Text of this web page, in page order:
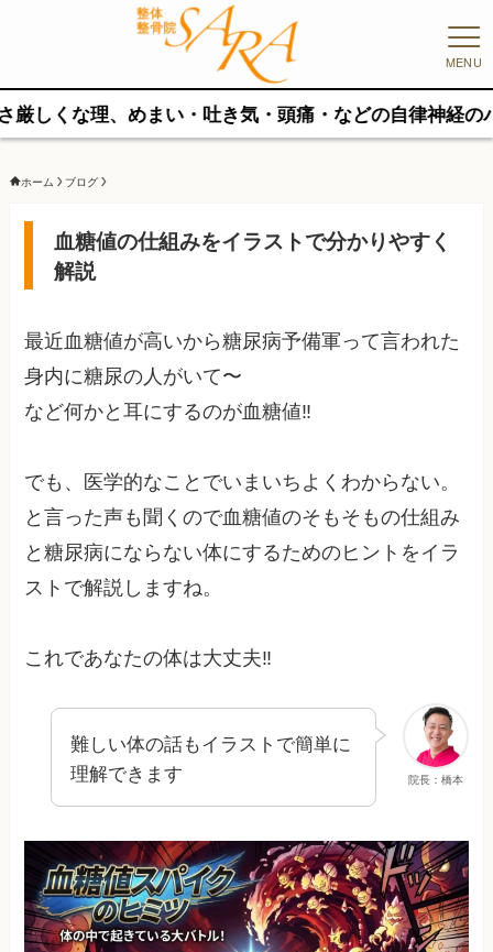
MENU
まい・吐き気・頭痛・などの自律神経のバランスが崩
ホーム ブログ
血糖値の仕組みをイラストで分かりやすく
解説
最近血糖値が高いから糖尿病予備軍って言われた
身内に糖尿の人がいて〜
など何かと耳にするのが血糖値‼︎
でも、医学的なことでいまいちよくわからない。
と言った声も聞くので血糖値のそもそもの仕組み
と糖尿病にならない体にするためのヒントをイラ
ストで解説しますね。
これであなたの体は大丈夫‼︎
院長：橋本
難しい体の話もイラストで簡単に
理解できます